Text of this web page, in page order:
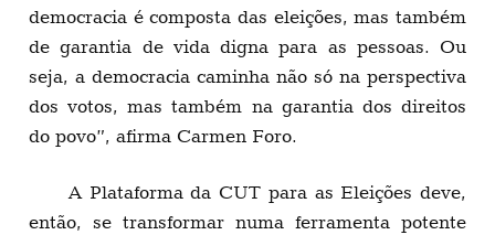
democracia é composta das eleições, mas também
de garantia de vida digna para as pessoas. Ou
seja, a democracia caminha não só na perspectiva
dos votos, mas também na garantia dos direitos
do povo”, afirma Carmen Foro.
A Plataforma da CUT para as Eleições deve,
então, se transformar numa ferramenta potente